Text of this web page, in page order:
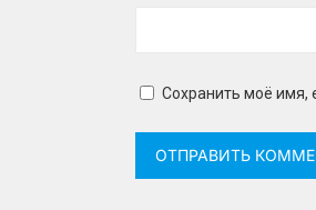
Сохранить моё имя,